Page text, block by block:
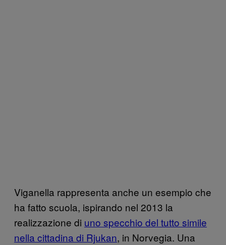
Viganella rappresenta anche un esempio che
ha fatto scuola, ispirando nel 2013 la
realizzazione di uno specchio del tutto simile
nella cittadina di Rjukan, in Norvegia. Una